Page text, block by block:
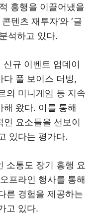
흥행을 이끌어냈을
텐츠 재투자’와 ‘글
석하고 있다.
신규 이벤트 업데이
다 풀 보이스 더빙,
의 미니게임 등 지속
해 왔다. 이를 통해
요소들을 선보이
있다는 평가다.
소통도 장기 흥행 요
프라인 행사를 통해
른 경험을 제공하는
고 있다.